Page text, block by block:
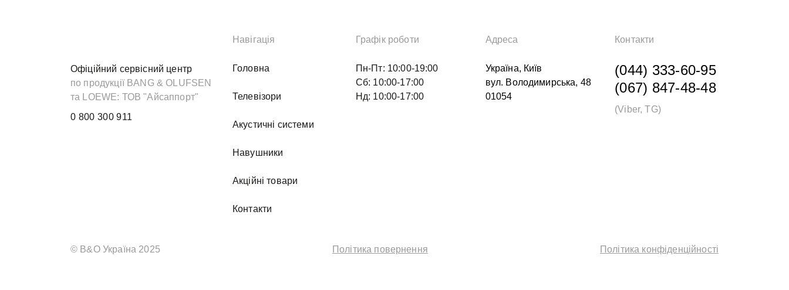
Офіційний сервісний центр
по продукції BANG & OLUFSEN
та LOEWE: ТОВ "Айсаппорт"
0 800 300 911
Навігація
Головна
Телевізори
Акустичні системи
Навушники
Акційні товари
Контакти
Графік роботи
Пн-Пт: 10:00-19:00
Сб: 10:00-17:00
Нд: 10:00-17:00
Адреса
Україна, Київ
вул. Володимирська, 48
01054
Контакти
(044) 333-60-95
(067) 847-48-48
(Viber, TG)
© B&O Україна 2025 Політика повернення Політика конфіденційності